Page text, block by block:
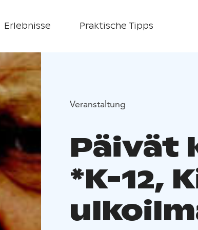
Erlebnisse Praktische Tipps
Veranstaltung
Päivät
*K-12,